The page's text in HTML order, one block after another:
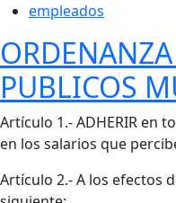
empleados
PUBLICOS
Cuerpo
Artículo 1.- ADHERIR en
en los salarios que
Artículo 2.- A los efectos